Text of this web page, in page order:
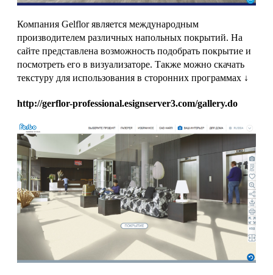
Компания Gelflor является международным
производителем различных напольных покрытий. На
сайте представлена возможность подобрать покрытие и
посмотреть его в визуализаторе. Также можно скачать
текстуру для использования в сторонних программах ↓
http://gerflor-professional.esignserver3.com/gallery.do